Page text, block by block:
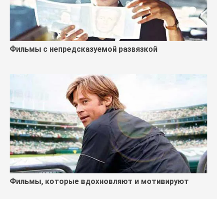
Фильмы с непредсказуемой развязкой
Фильмы, которые вдохновляют и мотивируют